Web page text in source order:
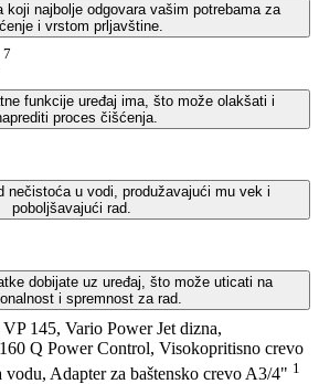
koji najbolje odgovara vašim potrebama za
i vrstom prljavštine.
7
funkcije uređaj ima, što može olakšati i
proces čišćenja.
nečistoća u vodi, produžavajući mu vek i
poboljšavajući rad.
dobijate uz uređaj, što može uticati na
i spremnost za rad.
145, Vario Power Jet dizna,
Q Power Control, Visokopritisno crevo
Adapter za baštensko crevo A3/4" 1